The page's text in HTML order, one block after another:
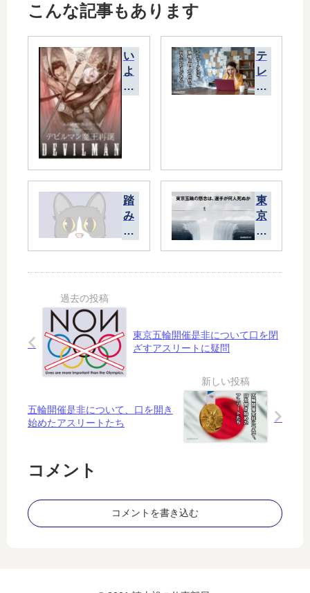
こんな記事もあります
い
よ
い
作
家
直
販
テ
レ
ワ
種
と
個
人
の
向
き
が
あ
る
踏
み
台
る
天
コ
ボ
タ
」
東
京
五
懸
選
人
死
ぬ
か
東京五輪開催是非について口を閉
ざすアスリートに疑問
五輪開催是非について、口を開き
始めたアスリートたち
コメント
コメントを書き込む